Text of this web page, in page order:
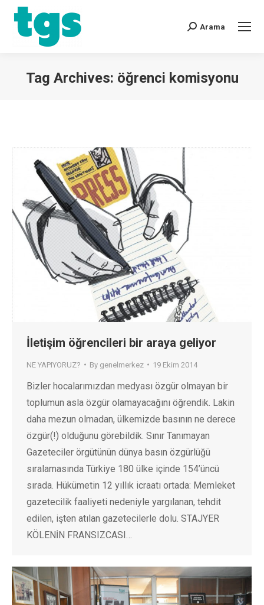
Arama
Tag Archives: öğrenci komisyonu
İletişim öğrencileri bir araya geliyor
NE YAPIYORUZ? By genelmerkez 19 Ekim 2014
Bizler hocalarımızdan medyası özgür olmayan bir
toplumun asla özgür olamayacağını öğrendik. Lakin
daha mezun olmadan, ülkemizde basının ne derece
özgür(!) olduğunu görebildik. Sınır Tanımayan
Gazeteciler örgütünün dünya basın özgürlüğü
sıralamasında Türkiye 180 ülke içinde 154’üncü
sırada. Hükümetin 12 yıllık icraatı ortada: Memleket
gazetecilik faaliyeti nedeniyle yargılanan, tehdit
edilen, işten atılan gazetecilerle dolu. STAJYER
KÖLENİN FRANSIZCASI…